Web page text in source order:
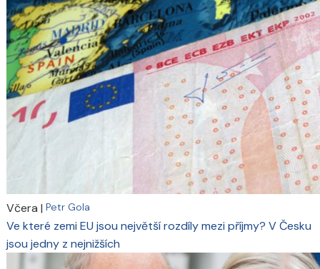
Včera | Petr Gola
Ve které zemi EU jsou největší rozdíly mezi příjmy? V Česku
jsou jedny z nejnižších